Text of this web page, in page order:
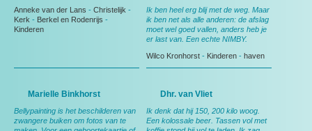
Anneke van der Lans - Christelijk -
Kerk - Berkel en Rodenrijs -
Kinderen
Ik ben heel erg blij met de weg. Maar
ik ben net als alle anderen: de afslag
moet wel goed vallen, anders heb je
er last van. Een echte NIMBY.
Wilco Kronhorst - Kinderen - haven
Marielle Binkhorst
Bellypainting is het beschilderen van
zwangere buiken om fotos van te
Dhr. van Vliet
Ik denk dat hij 150, 200 kilo woog.
Een kolossale beer. Tassen vol met